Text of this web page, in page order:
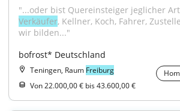
Verkäufer, Kellner, Koch, Fahrer,
wir bilden..."
bofrost* Deutschland
Teningen, Raum Freiburg
Von 22.000,00 € bis 43.600,00 €